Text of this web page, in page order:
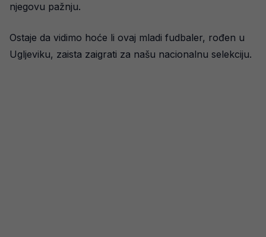
njegovu pažnju.
Ostaje da vidimo hoće li ovaj mladi fudbaler, rođen u
Ugljeviku, zaista zaigrati za našu nacionalnu selekciju.